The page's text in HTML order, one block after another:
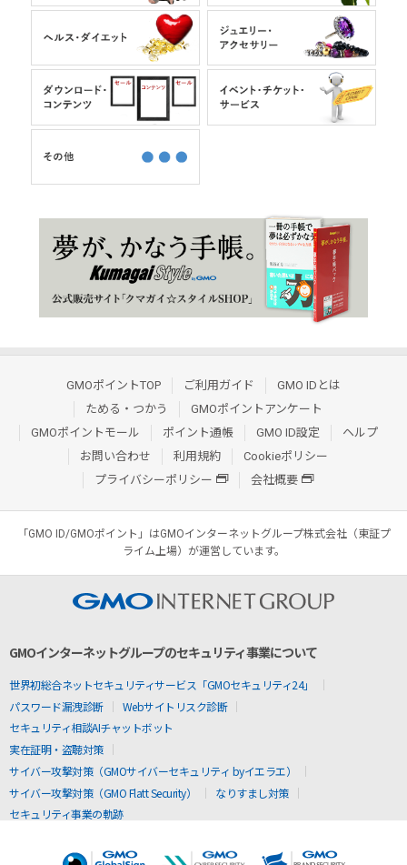
GMOポイントTOP ご利用ガイド
GMO IDとは
ためる・つかう
GMOポイントアンケート
GMOポイントモール
ポイント通帳 GMO ID設定
ヘルプ
お問い合わせ
利用規約
Cookieポリシー
プライバシーポリシー
会社概要
「GMO ID/GMOポイント」はGMOインターネットグループ株式会社（東証プ
ライム上場）が運営しています。
GMOインターネットグループのセキュリティ事業について
世界初総合ネットセキュリティサービス「GMOセキュリティ24」
パスワード漏洩診断
Webサイトリスク診断
セキュリティ相談AIチャットボット
実在証明・盗聴対策
サイバー攻撃対策（GMOサイバーセキュリティ byイエラエ）
サイバー攻撃対策（GMO Flatt Security）
なりすまし対策
セキュリティ事業の軌跡